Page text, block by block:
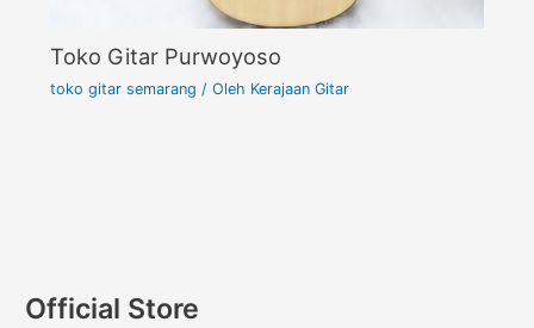
Toko Gitar Purwoyoso
toko gitar semarang / Oleh Kerajaan Gitar
Official Store